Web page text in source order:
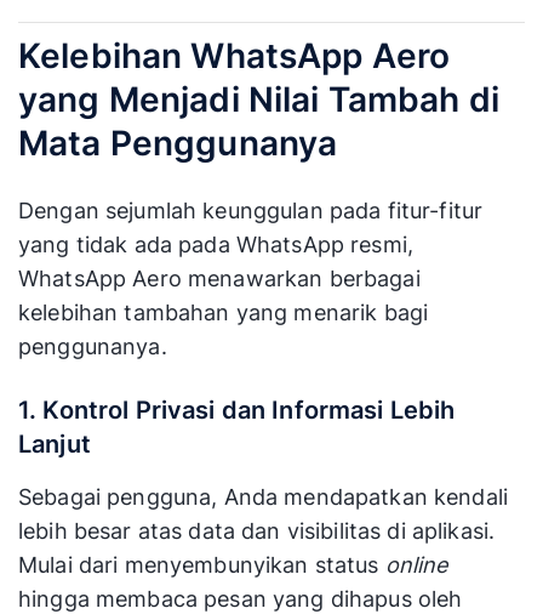
Kelebihan WhatsApp Aero
yang Menjadi Nilai Tambah di
Mata Penggunanya
Dengan sejumlah keunggulan pada fitur-fitur
yang tidak ada pada WhatsApp resmi,
WhatsApp Aero menawarkan berbagai
kelebihan tambahan yang menarik bagi
penggunanya.
1. Kontrol Privasi dan Informasi Lebih
Lanjut
Sebagai pengguna, Anda mendapatkan kendali
lebih besar atas data dan visibilitas di aplikasi.
Mulai dari menyembunyikan status online
hingga membaca pesan yang dihapus oleh